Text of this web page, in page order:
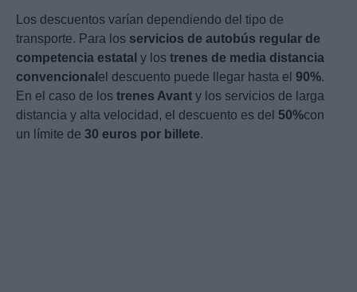
Los descuentos varían dependiendo del tipo de
transporte. Para los servicios de autobús regular de
competencia estatal y los trenes de media distancia
convencional el descuento puede llegar hasta el 90%.
En el caso de los trenes Avant y los servicios de larga
distancia y alta velocidad, el descuento es del 50%con
un límite de 30 euros por billete.